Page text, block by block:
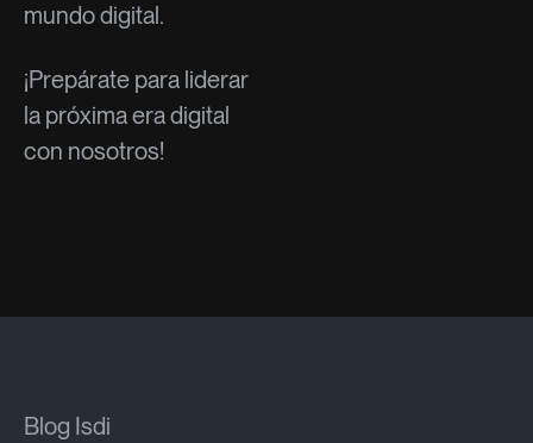
mundo digital.
¡Prepárate para liderar
la próxima era digital
con nosotros!
Blog Isdi